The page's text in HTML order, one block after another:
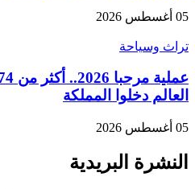
05 أغسطس 2026
تراث وسياحة
العالم دخلوا المملكة
05 أغسطس 2026
النشرة البريدية